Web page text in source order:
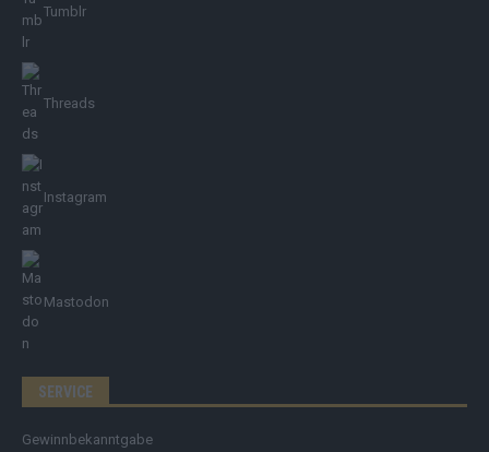
Tumblr
Threads
Instagram
Mastodon
SERVICE
Gewinnbekanntgabe